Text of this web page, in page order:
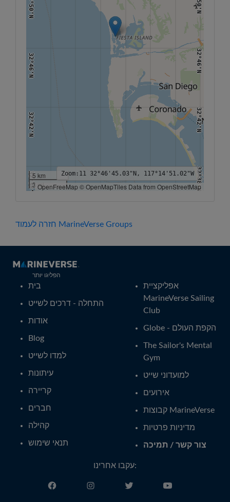
32°38'N 32°38'N
32°42'N 32°42'N
32°46'N 32°46'N
32°50'N
5 km
3 miOpenFreeMap © OpenMapTiles Data from OpenStreetMap
Zoom: 11 32°46'45.03"N, 117°14'51.02"W
חזרה לעמוד MarineVerse Groups
הפליגו יותר
בית
התחלה - דרכים לשייט
אודות
Blog
למדו לשייט
עיתונות
קריירה
חברים
קהילה
תנאי שימוש
אפליקציית
MarineVerse Sailing
Club
Globe - הקפת העולם
The Sailor's Mental
Gym
למועדוני שייט
אירועים
קבוצות MarineVerse
מדיניות פרטיות
צור קשר / תמיכה
עקבו אחרינו:
Svenska